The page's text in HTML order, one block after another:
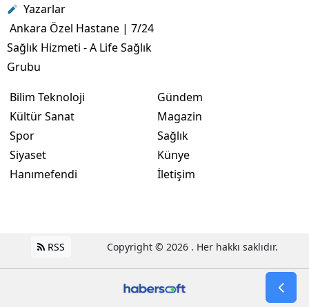
Yazarlar
Ankara Özel Hastane | 7/24
Sağlık Hizmeti - A Life Sağlık
Grubu
Bilim Teknoloji
Kültür Sanat
Spor
Siyaset
Hanımefendi
Gündem
Magazin
Sağlık
Künye
İletişim
RSS Copyright © 2026 . Her hakkı saklıdır.